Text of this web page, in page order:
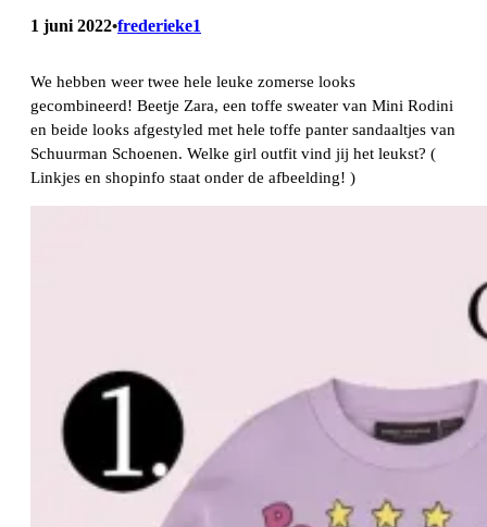
1 juni 2022•frederieke1
We hebben weer twee hele leuke zomerse looks
gecombineerd! Beetje Zara, een toffe sweater van Mini Rodini
en beide looks afgestyled met hele toffe panter sandaaltjes van
Schuurman Schoenen. Welke girl outfit vind jij het leukst? (
Linkjes en shopinfo staat onder de afbeelding! )